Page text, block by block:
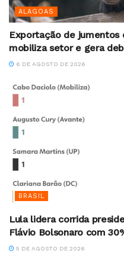
ALAGOAS
Exportação de jumentos
mobiliza setor e gera
6 DE AGOSTO DE 2026
BRASIL
Lula lidera corrida
Flávio Bolsonaro com
5 DE AGOSTO DE 2026